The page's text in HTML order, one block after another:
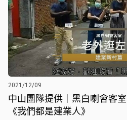
2021/12/09
中山團隊提供｜黑白喇會客
《我們都是建業人》